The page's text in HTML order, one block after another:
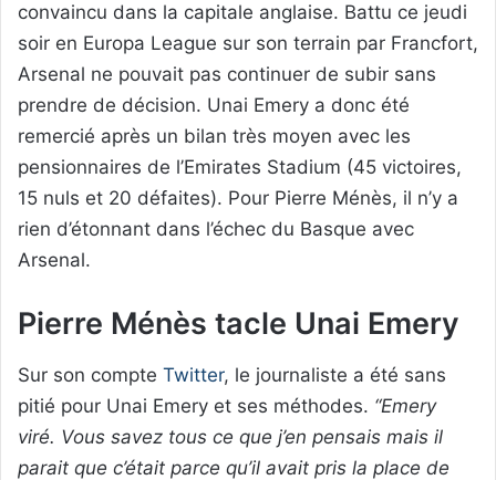
convaincu dans la capitale anglaise. Battu ce jeudi
soir en Europa League sur son terrain par Francfort,
Arsenal ne pouvait pas continuer de subir sans
prendre de décision. Unai Emery a donc été
remercié après un bilan très moyen avec les
pensionnaires de l’Emirates Stadium (45 victoires,
15 nuls et 20 défaites). Pour Pierre Ménès, il n’y a
rien d’étonnant dans l’échec du Basque avec
Arsenal.
Pierre Ménès tacle Unai Emery
Sur son compte Twitter, le journaliste a été sans
pitié pour Unai Emery et ses méthodes. “Emery
viré. Vous savez tous ce que j’en pensais mais il
parait que c’était parce qu’il avait pris la place de